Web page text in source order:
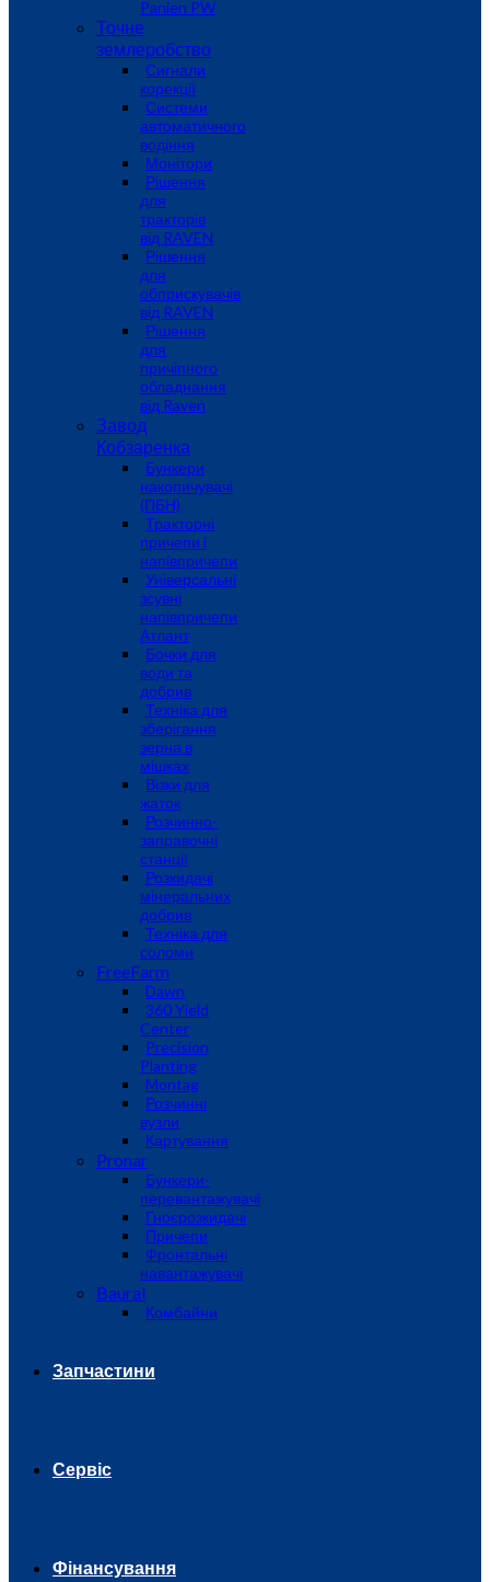
Panien PW
Точне
землеробство
Сигнали
корекції
Системи
автоматичного
водіння
Монітори
Рішення
для
тракторів
від RAVEN
Рішення
для
обприскувачів
від RAVEN
Рішення
для
причіпного
обладнання
від Raven
Завод
Кобзаренка
Бункери
накопичувачі
(ПБН)
Тракторні
причепи i
напiвпричепи
Універсальні
зсувні
напівпричепи
Атлант
Бочки для
води та
добрив
Техніка для
зберігання
зерна в
мішках
Візки для
жаток
Розчинно-
заправочні
станції
Розкидачі
мінеральних
добрив
Техніка для
соломи
FreeFarm
Dawn
360 Yield
Center
Precision
Planting
Montag
Розчинні
вузли
Картування
Pronar
Бункери-
перевантажувачі
Гноєрозкидачі
Причепи
Фронтальні
навантажувачі
Baural
Комбайни
Запчастини
Сервіс
Фінансування